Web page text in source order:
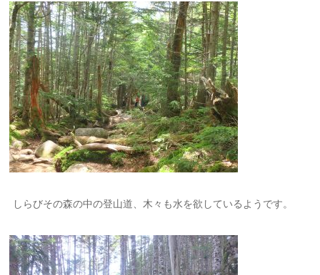
しらびその森の中の登山道、木々も水を欲しているようです。